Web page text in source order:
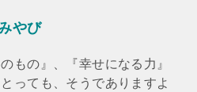
やび
もの』、『幸せになる力』
っても、そうでありますよ